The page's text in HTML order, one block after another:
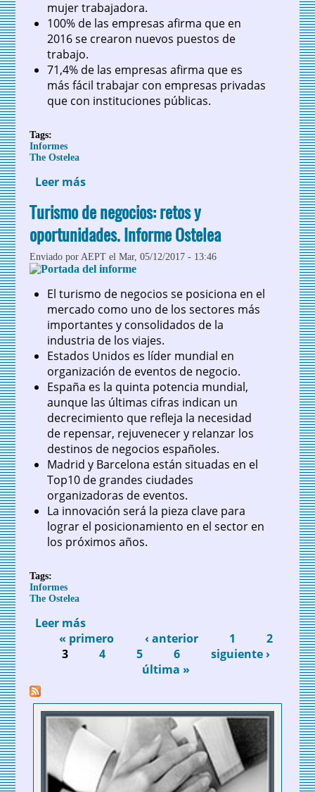
mujer trabajadora.
100% de las empresas afirma que en
2016 se crearon nuevos puestos de
trabajo.
71,4% de las empresas afirma que es
más fácil trabajar con empresas privadas
que con instituciones públicas.
Tags:
Informes
The Ostelea
Leer más
Turismo de negocios: retos y
oportunidades. Informe Ostelea
Enviado porAEPT el Mar, 05/12/2017 - 13:46
El turismo de negocios se posiciona en el
mercado como uno de los sectores más
importantes y consolidados de la
industria de los viajes.
Estados Unidos es líder mundial en
organización de eventos de negocio.
España es la quinta potencia mundial,
aunque las últimas cifras indican un
decrecimiento que refleja la necesidad
de repensar, rejuvenecer y relanzar los
destinos de negocios españoles.
Madrid y Barcelona están situadas en el
Top10 de grandes ciudades
organizadoras de eventos.
La innovación será la pieza clave para
lograr el posicionamiento en el sector en
los próximos años.
Tags:
Informes
The Ostelea
Leer más
oportunidades. Informe Ostelea
Páginas
« primero ‹ anterior 1
2
3
4 5 6
siguiente ›
última »